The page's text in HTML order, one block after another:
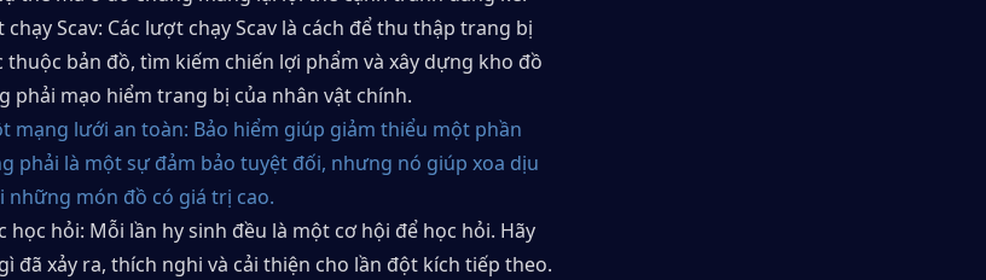
Scav: Các lượt chạy Scav là cách để thu thập trang bị
thuộc bản đồ, tìm kiếm chiến lợi phẩm và xây dựng kho đồ
phải mạo hiểm trang bị của nhân vật chính.
mạng lưới an toàn: Bảo hiểm giúp giảm thiểu một phần
phải là một sự đảm bảo tuyệt đối, nhưng nó giúp xoa dịu
những món đồ có giá trị cao.
học hỏi: Mỗi lần hy sinh đều là một cơ hội để học hỏi. Hãy
đã xảy ra, thích nghi và cải thiện cho lần đột kích tiếp theo.